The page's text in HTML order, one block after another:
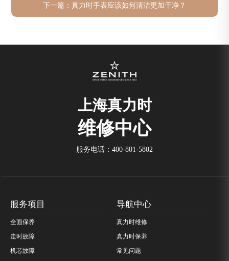
下一篇： 真力时手表应该如何清洁更加干净？
上海真力时
维修中心
服务电话： 400-801-5802
服务项目
全面保养
走时故障
机芯故障
导航中心
真力时维修
真力时保养
常见问题